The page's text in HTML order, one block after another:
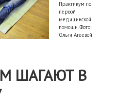
Практикум по
первой
медицинской
помощи. Фото:
Ольги Агеевой
ШАГАЮТ В